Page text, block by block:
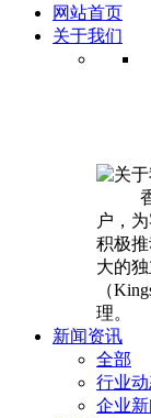
网站首页
关于我们
香港
户，
积极
大的
（
理。
新闻资讯
全部
行业
企业新